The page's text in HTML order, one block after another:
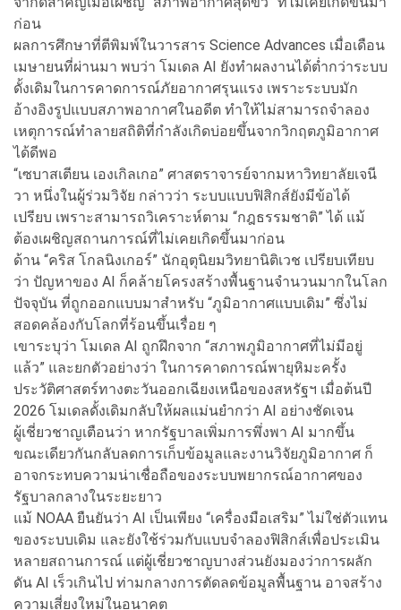
ก่อน
ผลการศึกษาที่ตีพิมพ์ในวารสาร Science Advances เมื่อเดือน
เมษายนที่ผ่านมา พบว่า โมเดล AI ยังทำผลงานได้ต่ำกว่าระบบ
ดั้งเดิมในการคาดการณ์ภัยอากาศรุนแรง เพราะระบบมัก
อ้างอิงรูปแบบสภาพอากาศในอดีต ทำให้ไม่สามารถจำลอง
เหตุการณ์ทำลายสถิติที่กำลังเกิดบ่อยขึ้นจากวิกฤตภูมิอากาศ
ได้ดีพอ
“เซบาสเตียน เองเกิลเกอ” ศาสตราจารย์จากมหาวิทยาลัยเจนี
วา หนึ่งในผู้ร่วมวิจัย กล่าวว่า ระบบแบบฟิสิกส์ยังมีข้อได้
เปรียบ เพราะสามารถวิเคราะห์ตาม “กฎธรรมชาติ” ได้ แม้
ต้องเผชิญสถานการณ์ที่ไม่เคยเกิดขึ้นมาก่อน
ด้าน “คริส โกลนิงเกอร์” นักอุตุนิยมวิทยานิติเวช เปรียบเทียบ
ว่า ปัญหาของ AI ก็คล้ายโครงสร้างพื้นฐานจำนวนมากในโลก
ปัจจุบัน ที่ถูกออกแบบมาสำหรับ “ภูมิอากาศแบบเดิม” ซึ่งไม่
สอดคล้องกับโลกที่ร้อนขึ้นเรื่อย ๆ
เขาระบุว่า โมเดล AI ถูกฝึกจาก “สภาพภูมิอากาศที่ไม่มีอยู่
แล้ว” และยกตัวอย่างว่า ในการคาดการณ์พายุหิมะครั้ง
ประวัติศาสตร์ทางตะวันออกเฉียงเหนือของสหรัฐฯ เมื่อต้นปี
2026 โมเดลดั้งเดิมกลับให้ผลแม่นยำกว่า AI อย่างชัดเจน
ผู้เชี่ยวชาญเตือนว่า หากรัฐบาลเพิ่มการพึ่งพา AI มากขึ้น
ขณะเดียวกันกลับลดการเก็บข้อมูลและงานวิจัยภูมิอากาศ ก็
อาจกระทบความน่าเชื่อถือของระบบพยากรณ์อากาศของ
รัฐบาลกลางในระยะยาว
แม้ NOAA ยืนยันว่า AI เป็นเพียง “เครื่องมือเสริม” ไม่ใช่ตัวแทน
ของระบบเดิม และยังใช้ร่วมกับแบบจำลองฟิสิกส์เพื่อประเมิน
หลายสถานการณ์ แต่ผู้เชี่ยวชาญบางส่วนยังมองว่าการผลัก
ดัน AI เร็วเกินไป ท่ามกลางการตัดลดข้อมูลพื้นฐาน อาจสร้าง
ความเสี่ยงใหม่ในอนาคต